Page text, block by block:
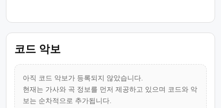
코드 악보
아직 코드 악보가 등록되지 않았습니다.
현재는 가사와 곡 정보를 먼저 제공하고 있으며 코드와 악
보는 순차적으로 추가됩니다.